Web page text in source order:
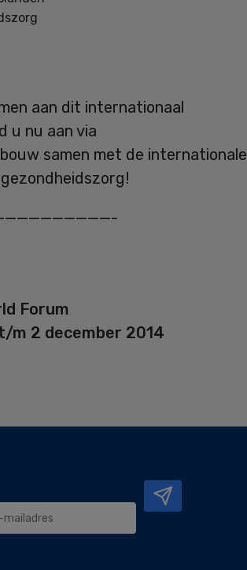
aan dit internationaal
u nu aan via
samen met de internationale
Forum
2 december 2014